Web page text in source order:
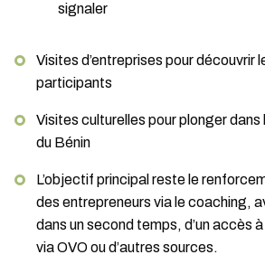
signaler
Visites d’entreprises pour découvrir
participants
Visites culturelles pour plonger dans
du Bénin
L’objectif principal reste le
des entrepreneurs via le coaching,
dans un second temps, d’un accès
via OVO ou d’autres sources.